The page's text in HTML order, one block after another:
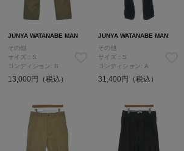
JUNYA WATANABE MAN
その他
サイズ：S
コンディション: B
13,000円（税込）
JUNYA WATANABE MAN
その他
サイズ：S
コンディション: A
31,400円（税込）